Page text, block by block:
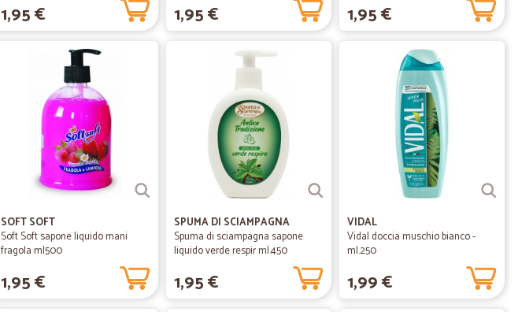
1,95 € 1,95 € 1,95 €
SOFT SOFT
Soft Soft sapone liquido mani
fragola ml500
1,95 €
SPUMA DI SCIAMPAGNA
Spuma di sciampagna sapone
liquido verde respir ml.450
1,95 €
VIDAL
Vidal doccia muschio bianco -
ml.250
1,99 €